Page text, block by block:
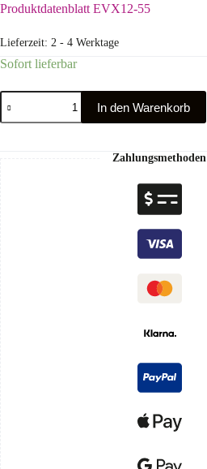
Produktdatenblatt EVX12-55
Lieferzeit: 2 - 4 Werktage
Sofort lieferbar
In den Warenkorb
Zahlungsmethoden